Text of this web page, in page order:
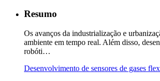
Resumo
Os avanços da industrialização e
ambiente em tempo real. Além disso,
robóti…
Desenvolvimento de sensores de gases